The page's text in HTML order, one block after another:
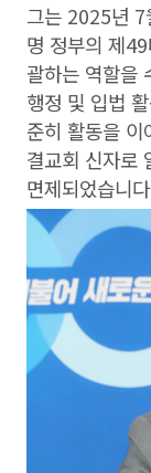
그는 2025년
명 정부의 제
괄하는 역할을
행정 및 입법
준히 활동을
결교회 신자로
면제되었습니